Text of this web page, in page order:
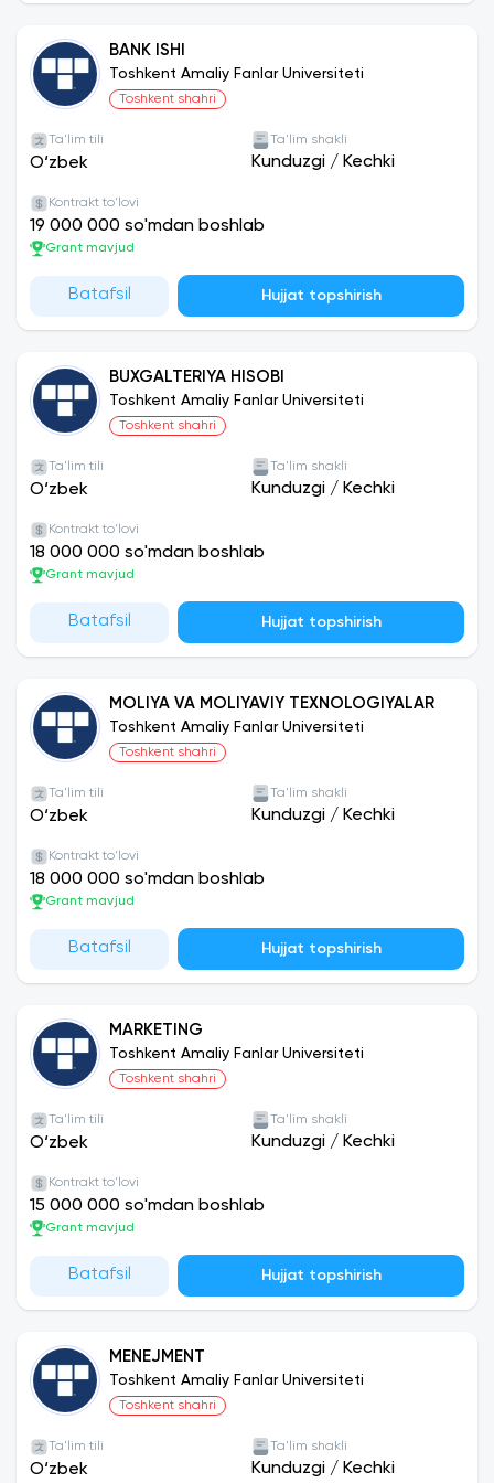
BANK ISHI
Toshkent Amaliy Fanlar Universiteti
Toshkent shahri
Ta'lim tili
O‘zbek
Ta'lim shakli
Kunduzgi / Kechki
Kontrakt to'lovi
19 000 000 so'mdan boshlab
Grant mavjud
Batafsil Hujjat topshirish
BUXGALTERIYA HISOBI
Toshkent Amaliy Fanlar Universiteti
Toshkent shahri
Ta'lim tili
O‘zbek
Ta'lim shakli
Kunduzgi / Kechki
Kontrakt to'lovi
18 000 000 so'mdan boshlab
Grant mavjud
Batafsil Hujjat topshirish
MOLIYA VA MOLIYAVIY TEXNOLOGIYALAR
Toshkent Amaliy Fanlar Universiteti
Toshkent shahri
Ta'lim tili
O‘zbek
Ta'lim shakli
Kunduzgi / Kechki
Kontrakt to'lovi
18 000 000 so'mdan boshlab
Grant mavjud
Batafsil Hujjat topshirish
MARKETING
Toshkent Amaliy Fanlar Universiteti
Toshkent shahri
Ta'lim tili
O‘zbek
Ta'lim shakli
Kunduzgi / Kechki
Kontrakt to'lovi
15 000 000 so'mdan boshlab
Grant mavjud
Batafsil Hujjat topshirish
MENEJMENT
Toshkent Amaliy Fanlar Universiteti
Toshkent shahri
Ta'lim tili
O‘zbek
Ta'lim shakli
Kunduzgi / Kechki